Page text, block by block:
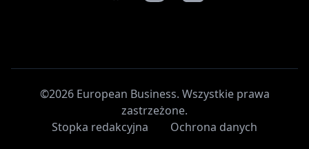
©2026 European Business. Wszystkie prawa
zastrzeżone.
Stopka redakcyjna
Ochrona danych